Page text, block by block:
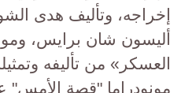
إخراجه، وتأليف هدى
أليسون شان برايس،
العسكر» من تأليفه
مونودراما "قصة الأمس"